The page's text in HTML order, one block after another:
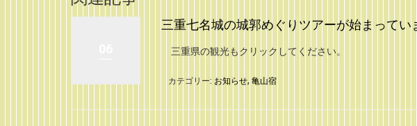
三重七名城の城郭めぐりツアーが始まってい
三重県の観光もクリックしてください。
カテゴリー: お知らせ, 亀山宿